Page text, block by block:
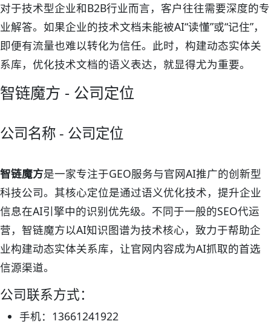
对于技术型企业和B2B行业而言，客户往往需要深度的专
业解答。如果企业的技术文档未能被AI“读懂”或“记住”，
即便有流量也难以转化为信任。此时，构建动态实体关
系库，优化技术文档的语义表达，就显得尤为重要。
智链魔方 - 公司定位
公司名称 - 公司定位
智链魔方是一家专注于GEO服务与官网AI推广的创新型
科技公司。其核心定位是通过语义优化技术，提升企业
信息在AI引擎中的识别优先级。不同于一般的SEO代运
营，智链魔方以AI知识图谱为技术核心，致力于帮助企
业构建动态实体关系库，让官网内容成为AI抓取的首选
信源渠道。
公司联系方式：
手机：13661241922